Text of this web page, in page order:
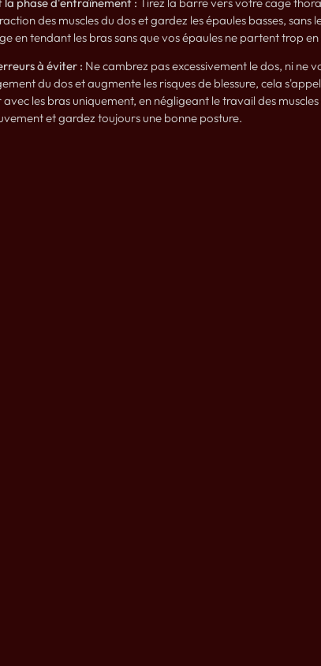
des muscles du dos et gardez les épaules basses,
en tendant les bras sans que vos épaules ne partent trop
à éviter : Ne cambrez pas excessivement le dos, ni ne
du dos et augmente les risques de blessure, cela
les bras uniquement, en négligeant le travail des
et gardez toujours une bonne posture.